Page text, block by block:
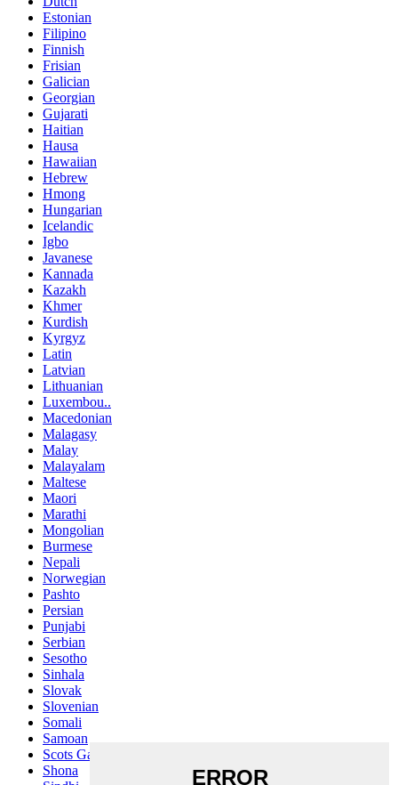
Estonian
Filipino
Finnish
Frisian
Galician
Georgian
Gujarati
Haitian
Hausa
Hawaiian
Hebrew
Hmong
Hungarian
Icelandic
Igbo
Javanese
Kannada
Kazakh
Khmer
Kurdish
Kyrgyz
Latin
Latvian
Lithuanian
Luxembou..
Macedonian
Malagasy
Malay
Malayalam
Maltese
Maori
Marathi
Mongolian
Burmese
Nepali
Norwegian
Pashto
Persian
Punjabi
Serbian
Sesotho
Sinhala
Slovak
Slovenian
Somali
Samoan
Scots Gaelic
Shona